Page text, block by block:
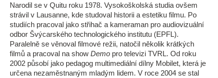
Narodil se v Quitu roku 1978. Vysokoškolská studia ovšem
strávil v Lausanne, kde studoval historii a estetiku filmu. Po
studiích pracoval jako střihač a kameraman pro audiovizuální
odbor Švýcarského technologického institutu (EPFL).
Paralelně se věnoval filmové režii, natočil několik krátkých
filmů a pracoval na show Demo pro televizi TVRL. Od roku
2002 působí jako pedagog multimediální dílny Mobilet, která je
určena nezaměstnaným mladým lidem. V roce 2004 se stal